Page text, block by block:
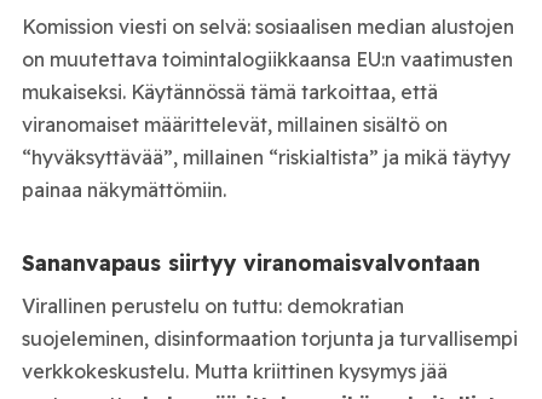
Komission viesti on selvä: sosiaalisen median alustojen
on muutettava toimintalogiikkaansa EU:n vaatimusten
mukaiseksi. Käytännössä tämä tarkoittaa, että
viranomaiset määrittelevät, millainen sisältö on
“hyväksyttävää”, millainen “riskialtista” ja mikä täytyy
painaa näkymättömiin.
Sananvapaus siirtyy viranomaisvalvontaan
Virallinen perustelu on tuttu: demokratian
suojeleminen, disinformaation torjunta ja turvallisempi
verkkokeskustelu. Mutta kriittinen kysymys jää